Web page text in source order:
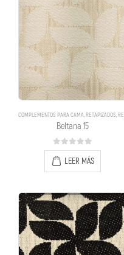
COMPLEMENTOS PARA CAMA, RETAPIZADOS, RETAPIZADOS
Beltana 15
0out of 5
LEER MÁS